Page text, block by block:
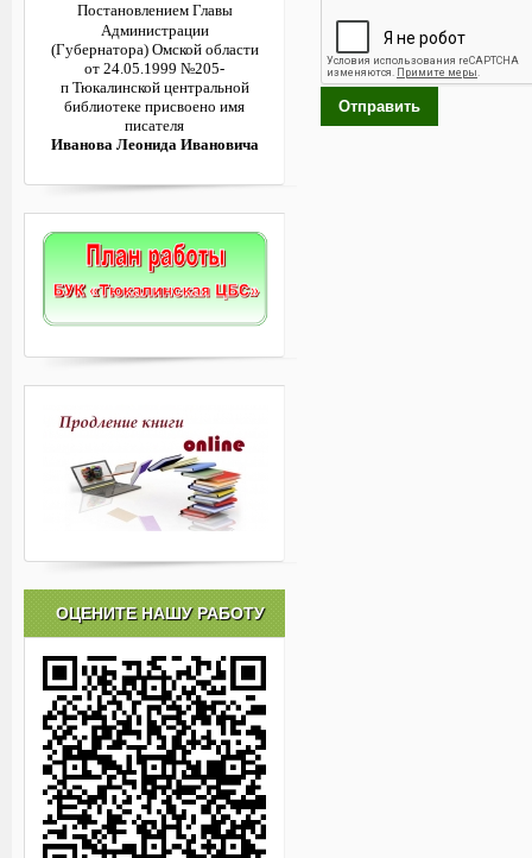
Отправить
Постановлением Главы
Администрации
(Губернатора) Омской области
от 24.05.1999 №205-
п Тюкалинской центральной
библиотеке присвоено имя
писателя
Иванова Леонида Ивановича
ОЦЕНИТЕ НАШУ РАБОТУ